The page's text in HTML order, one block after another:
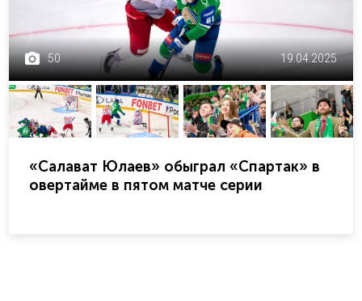
50 19.04.2025
«Салават Юлаев» обыграл «Спартак» в
овертайме в пятом матче серии